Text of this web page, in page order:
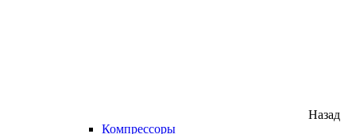
Назад
Компрессоры